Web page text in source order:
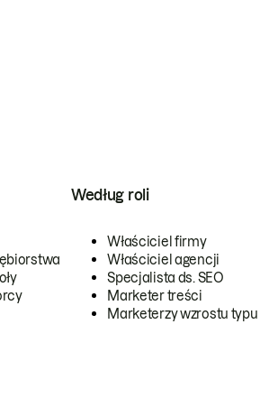
Według roli
Właściciel firmy
Właściciel agencji
Specjalista ds. SEO
Marketer treści
Marketerzy wzrostu